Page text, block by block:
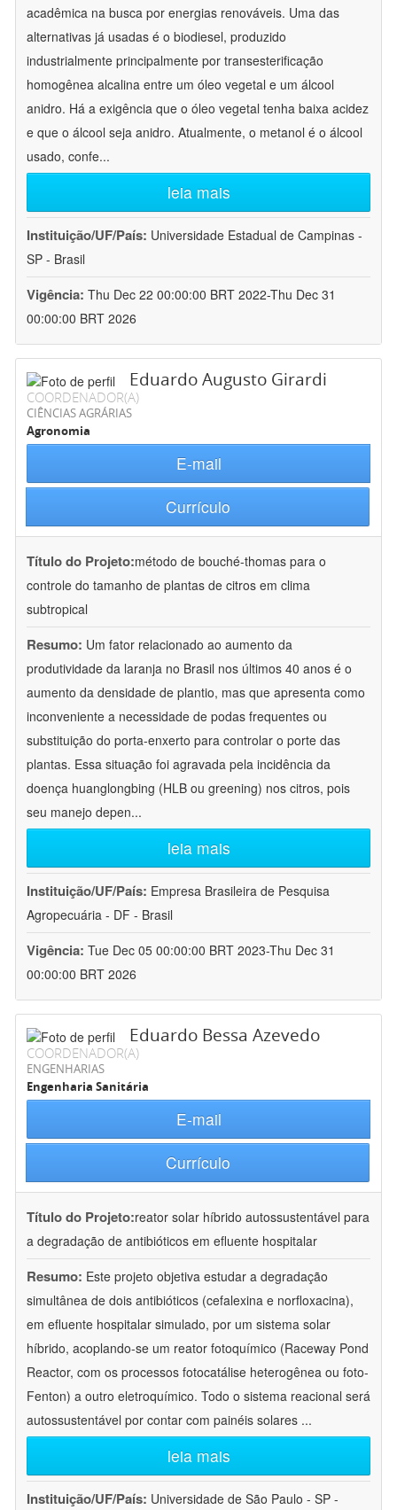
acadêmica na busca por energias renováveis. Uma das
alternativas já usadas é o biodiesel, produzido
industrialmente principalmente por transesterificação
homogênea alcalina entre um óleo vegetal e um álcool
anidro. Há a exigência que o óleo vegetal tenha baixa acidez
e que o álcool seja anidro. Atualmente, o metanol é o álcool
usado, confe...
leia mais
Instituição/UF/País: Universidade Estadual de Campinas -
SP - Brasil
Vigência: Thu Dec 22 00:00:00 BRT 2022-Thu Dec 31
00:00:00 BRT 2026
Eduardo Augusto Girardi
COORDENADOR(A)
CIÊNCIAS AGRÁRIAS
Agronomia
E-mail
Currículo
Título do Projeto:método de bouché-thomas para o
controle do tamanho de plantas de citros em clima
subtropical
Resumo: Um fator relacionado ao aumento da
produtividade da laranja no Brasil nos últimos 40 anos é o
aumento da densidade de plantio, mas que apresenta como
inconveniente a necessidade de podas frequentes ou
substituição do porta-enxerto para controlar o porte das
plantas. Essa situação foi agravada pela incidência da
doença huanglongbing (HLB ou greening) nos citros, pois
seu manejo depen...
leia mais
Instituição/UF/País: Empresa Brasileira de Pesquisa
Agropecuária - DF - Brasil
Vigência: Tue Dec 05 00:00:00 BRT 2023-Thu Dec 31
00:00:00 BRT 2026
Eduardo Bessa Azevedo
COORDENADOR(A)
ENGENHARIAS
Engenharia Sanitária
E-mail
Currículo
Título do Projeto:reator solar híbrido autossustentável para
a degradação de antibióticos em efluente hospitalar
Resumo: Este projeto objetiva estudar a degradação
simultânea de dois antibióticos (cefalexina e norfloxacina),
em efluente hospitalar simulado, por um sistema solar
híbrido, acoplando-se um reator fotoquímico (Raceway Pond
Reactor, com os processos fotocatálise heterogênea ou foto-
Fenton) a outro eletroquímico. Todo o sistema reacional será
autossustentável por contar com painéis solares ...
leia mais
Instituição/UF/País: Universidade de São Paulo - SP -